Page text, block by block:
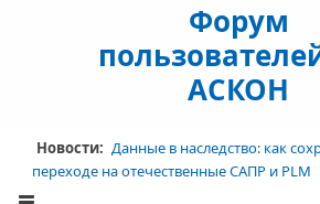
Форум
АСКОН
Новости: Данные в наследство: как
переходе на отечественные САПР и PLM